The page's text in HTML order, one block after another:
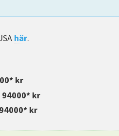
här.
kr
94000* kr
94000* kr